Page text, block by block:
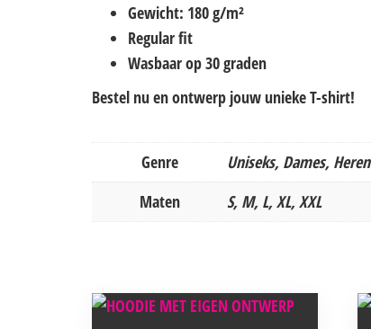
Gewicht: 180 g/m²
Regular fit
Wasbaar op 30 graden
Bestel nu en ontwerp jouw unieke T-shirt!
Genre
Uniseks, Dames, Heren
Maten
S, M, L, XL, XXL